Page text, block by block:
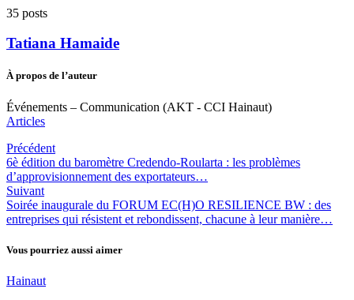
35 posts
Tatiana Hamaide
À propos de l’auteur
Événements – Communication (AKT - CCI Hainaut)
Articles
Précédent
6è édition du baromètre Credendo-Roularta : les problèmes
d’approvisionnement des exportateurs…
Suivant
Soirée inaugurale du FORUM EC(H)O RESILIENCE BW : des
entreprises qui résistent et rebondissent, chacune à leur manière…
Vous pourriez aussi aimer
Hainaut